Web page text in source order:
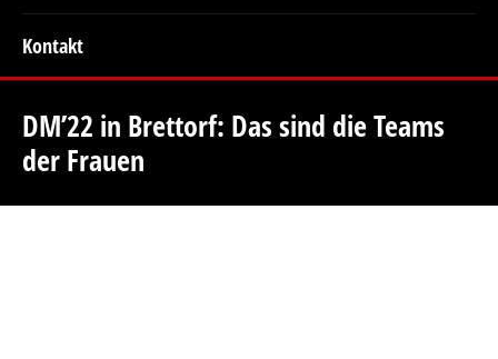
Kontakt
DM’22 in Brettorf: Das sind die Teams
der Frauen